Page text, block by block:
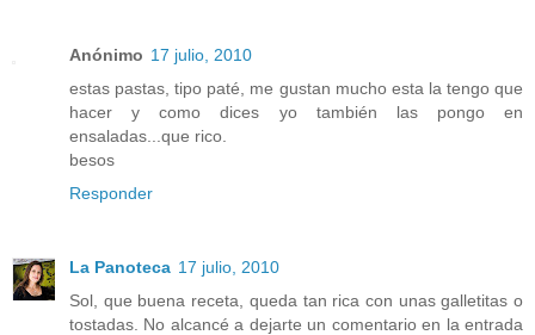
Anónimo 17 julio, 2010
estas pastas, tipo paté, me gustan mucho esta la tengo que
hacer y como dices yo también las pongo en
ensaladas...que rico.
besos
Responder
La Panoteca 17 julio, 2010
Sol, que buena receta, queda tan rica con unas galletitas o
tostadas. No alcancé a dejarte un comentario en la entrada